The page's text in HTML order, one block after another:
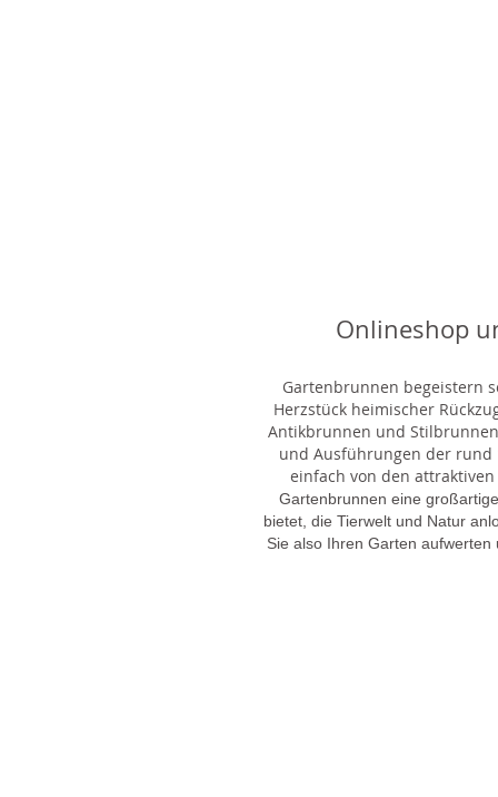
Onlineshop
Gartenbrunnen begeistern
Herzstück heimischer
Antikbrunnen und
und Ausführungen der rund
einfach von den
Gartenbrunnen eine
bietet, die Tierwelt und Natur
Sie also Ihren Garten